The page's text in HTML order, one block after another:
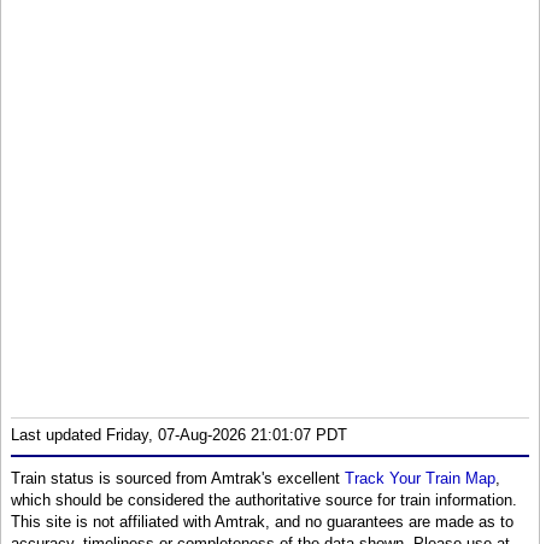
Last updated Friday, 07-Aug-2026 21:01:07 PDT
Train status is sourced from Amtrak's excellent Track Your Train Map,
which should be considered the authoritative source for train information.
This site is not affiliated with Amtrak, and no guarantees are made as to